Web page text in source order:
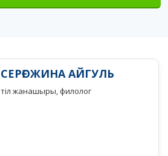
СЕРҒОЖИНА АЙГУЛЬ
тіл жанашыры, филолог